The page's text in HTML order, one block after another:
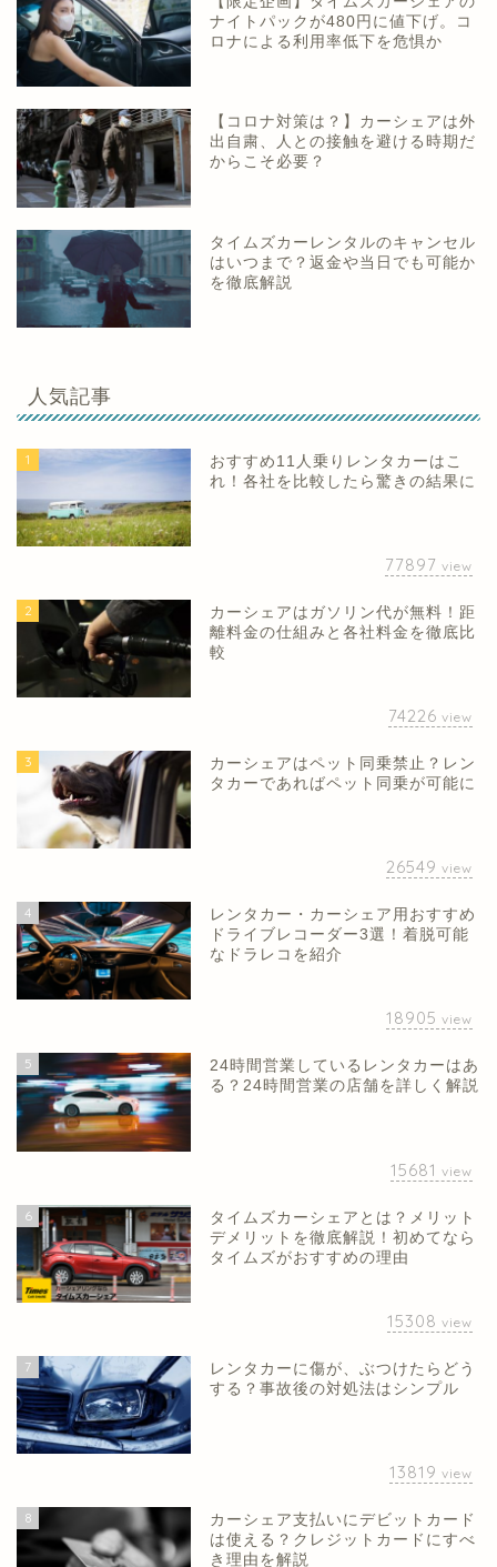
ナイトパックが480円に値下げ。コ
ロナによる利用率低下を危惧か
【コロナ対策は？】カーシェアは外
出自粛、人との接触を避ける時期だ
からこそ必要？
タイムズカーレンタルのキャンセル
はいつまで？返金や当日でも可能か
を徹底解説
人気記事
1
おすすめ11人乗りレンタカーはこ
れ！各社を比較したら驚きの結果に
77897 view
2
カーシェアはガソリン代が無料！距
離料金の仕組みと各社料金を徹底比
較
74226 view
3
カーシェアはペット同乗禁止？レン
タカーであればペット同乗が可能に
26549 view
4
レンタカー・カーシェア用おすすめ
ドライブレコーダー3選！着脱可能
なドラレコを紹介
18905 view
5
24時間営業しているレンタカーはあ
る？24時間営業の店舗を詳しく解説
15681 view
6
タイムズカーシェアとは？メリット
デメリットを徹底解説！初めてなら
タイムズがおすすめの理由
15308 view
7
レンタカーに傷が、ぶつけたらどう
する？事故後の対処法はシンプル
13819 view
8
カーシェア支払いにデビットカード
は使える？クレジットカードにすべ
き理由を解説